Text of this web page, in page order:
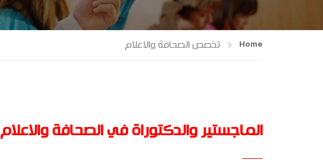
Home تخصص الصحافة والاعلام
الماجستير والدكتوراة في الصحافة والاعلام